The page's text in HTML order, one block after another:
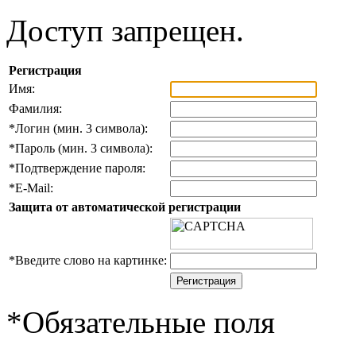
Доступ запрещен.
Регистрация
Имя:
Фамилия:
*Логин (мин. 3 символа):
*Пароль (мин. 3 символа):
*Подтверждение пароля:
*E-Mail:
Защита от автоматической регистрации
*Введите слово на картинке:
*Обязательные поля